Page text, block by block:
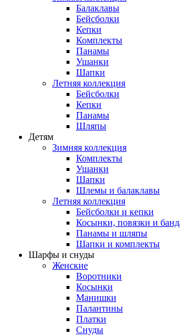
Балаклавы
Бейсболки
Кепки
Комплекты
Панамы
Ушанки
Шапки
Летняя коллекция
Бейсболки
Кепки
Панамы
Шляпы
Детям
Зимняя коллекция
Комплекты
Ушанки
Шапки
Шлемы и балаклавы
Летняя коллекция
Бейсболки и кепки
Косынки, повязки и
Панамы и шляпы
Шапки и комплекты
Шарфы и снуды
Женские
Воротники
Косынки
Манишки
Палантины
Платки
Снуды